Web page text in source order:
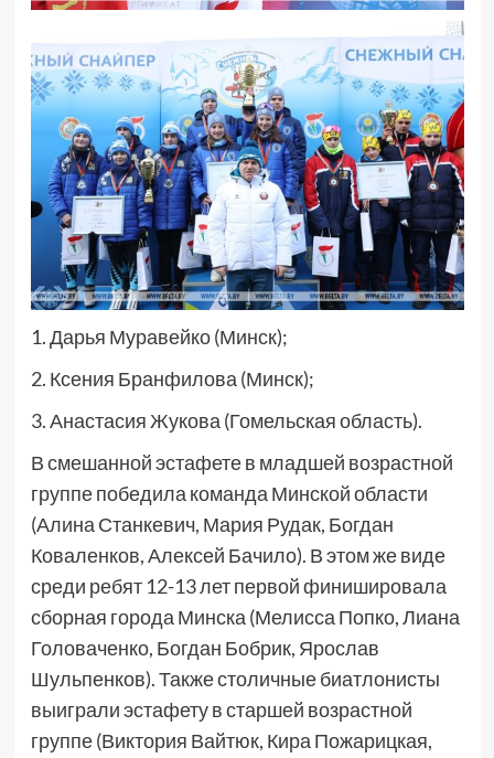
1. Дарья Муравейко (Минск);
2. Ксения Бранфилова (Минск);
3. Анастасия Жукова (Гомельская область).
В смешанной эстафете в младшей возрастной
группе победила команда Минской области
(Алина Станкевич, Мария Рудак, Богдан
Коваленков, Алексей Бачило). В этом же виде
среди ребят 12-13 лет первой финишировала
сборная города Минска (Мелисса Попко, Лиана
Головаченко, Богдан Бобрик, Ярослав
Шульпенков). Также столичные биатлонисты
выиграли эстафету в старшей возрастной
группе (Виктория Вайтюк, Кира Пожарицкая,